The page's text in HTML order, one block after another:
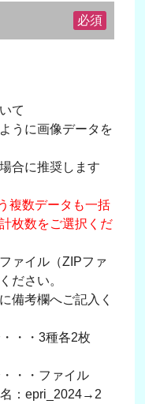
必須
て
うに画像データを
合に推奨します
複数データも一括
枚数をご選択くだ
ァイル（ZIPファ
ださい。
備考欄へご記入く
・・・3種各2枚
・・ファイル
：epri_2024→2